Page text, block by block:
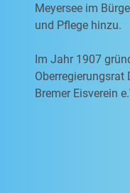
Meyersee im
und Pflege hinzu.
Im Jahr 1907
Oberregierungsrat
Bremer Eisverein